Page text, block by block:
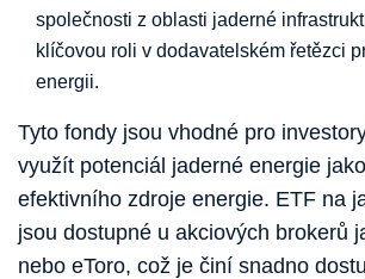
společnosti z oblasti jaderné
klíčovou roli v dodavatelském řetězci
energii.
Tyto fondy jsou vhodné pro
využít potenciál jaderné energie
efektivního zdroje energie. ETF na
jsou dostupné u akciových brokerů
nebo eToro, což je činí snadno